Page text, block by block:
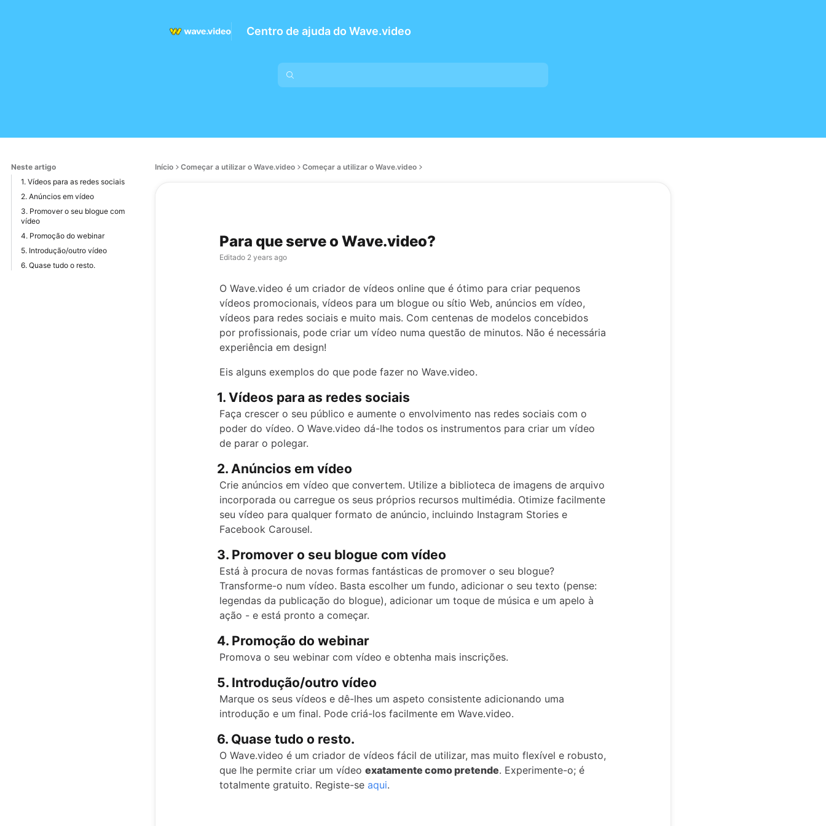
Centro de ajuda do Wave.video
Neste artigo
1. Vídeos para as redes sociais
2. Anúncios em vídeo
3. Promover o seu blogue com
vídeo
4. Promoção do webinar
5. Introdução/outro vídeo
6. Quase tudo o resto.
Início Começar a utilizar o Wave.video Começar a utilizar o Wave.video
Para que serve o Wave.video?
Editado 2 years ago
O Wave.video é um criador de vídeos online que é ótimo para criar pequenos
vídeos promocionais, vídeos para um blogue ou sítio Web, anúncios em vídeo,
vídeos para redes sociais e muito mais. Com centenas de modelos concebidos
por profissionais, pode criar um vídeo numa questão de minutos. Não é necessária
experiência em design!
Eis alguns exemplos do que pode fazer no Wave.video.
1. Vídeos para as redes sociais
Faça crescer o seu público e aumente o envolvimento nas redes sociais com o
poder do vídeo. O Wave.video dá-lhe todos os instrumentos para criar um vídeo
de parar o polegar.
2. Anúncios em vídeo
Crie anúncios em vídeo que convertem. Utilize a biblioteca de imagens de arquivo
incorporada ou carregue os seus próprios recursos multimédia. Otimize facilmente
seu vídeo para qualquer formato de anúncio, incluindo Instagram Stories e
Facebook Carousel.
3. Promover o seu blogue com vídeo
Está à procura de novas formas fantásticas de promover o seu blogue?
Transforme-o num vídeo. Basta escolher um fundo, adicionar o seu texto (pense:
legendas da publicação do blogue), adicionar um toque de música e um apelo à
ação - e está pronto a começar.
4. Promoção do webinar
Promova o seu webinar com vídeo e obtenha mais inscrições.
5. Introdução/outro vídeo
Marque os seus vídeos e dê-lhes um aspeto consistente adicionando uma
introdução e um final. Pode criá-los facilmente em Wave.video.
6. Quase tudo o resto.
O Wave.video é um criador de vídeos fácil de utilizar, mas muito flexível e robusto,
que lhe permite criar um vídeo exatamente como pretende. Experimente-o; é
totalmente gratuito. Registe-se aqui.